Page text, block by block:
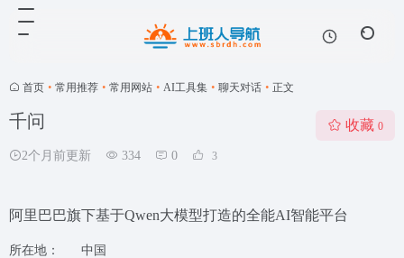
首页 • 常用推荐 • 常用网站 • AI工具集 • 聊天对话 • 正文
千问
2个月前更新 334 0 3
收藏 0
阿里巴巴旗下基于Qwen大模型打造的全能AI智能平台
所在地：
中国